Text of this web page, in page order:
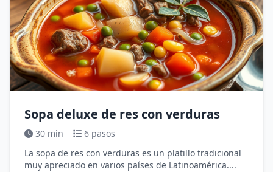
Sopa deluxe de res con verduras
30 min
6 pasos
La sopa de res con verduras es un platillo tradicional
muy apreciado en varios países de Latinoamérica....